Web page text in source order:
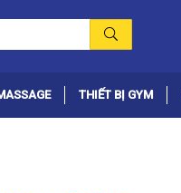
THIẾT BỊ GYM